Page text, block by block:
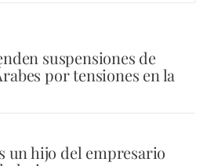
suspensiones de
por tensiones en la
un hijo del empresario